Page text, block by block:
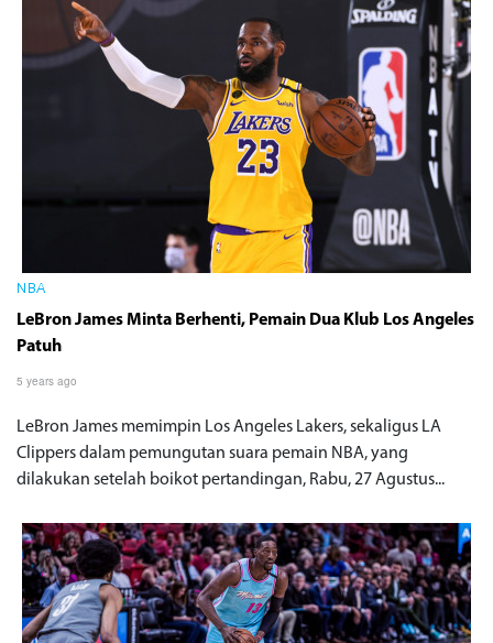
NBA
LeBron James Minta Berhenti, Pemain Dua Klub Los Angeles
Patuh
5 years ago
LeBron James memimpin Los Angeles Lakers, sekaligus LA
Clippers dalam pemungutan suara pemain NBA, yang
dilakukan setelah boikot pertandingan, Rabu, 27 Agustus...